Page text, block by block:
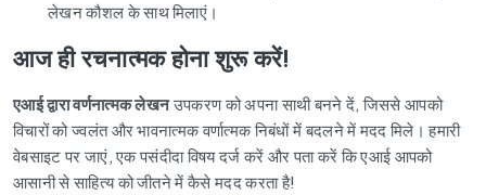
लेखन कौशल के साथ मिलाएं।
आज ही रचनात्मक होना शुरू करें!
एआई द्वारा वर्णनात्मक लेखनउपकरण को अपना साथी बनने दें, जिससे आपको
विचारों को ज्वलंत और भावनात्मक वर्णात्मक निबंधों में बदलने में मदद मिले। हमारी
वेबसाइट पर जाएं, एक पसंदीदा विषय दर्ज करें और पता करें कि एआई आपको
आसानी से साहित्य को जीतने में कैसे मदद करता है!